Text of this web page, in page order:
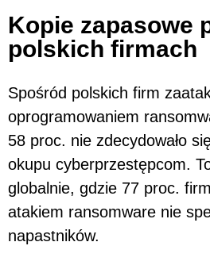
Kopie zapasowe
polskich firmach
Spośród polskich firm
oprogramowaniem
58 proc. nie zdecydowało
okupu cyberprzestępcom.
globalnie, gdzie 77 proc.
atakiem ransomware nie
napastników.